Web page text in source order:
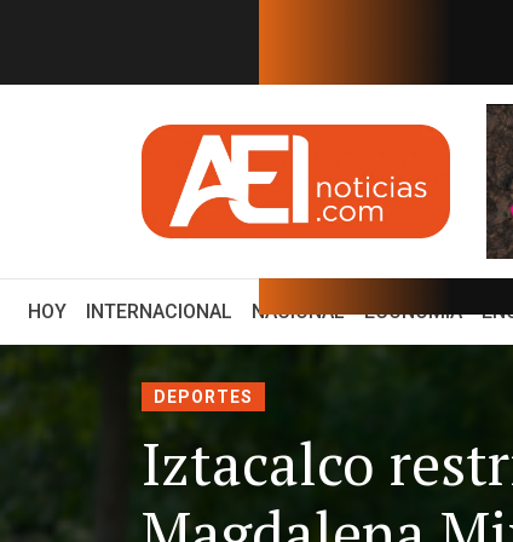
EN TIEMPO REAL
después. Comienzan "Di... El
HOY(CURRENT)
INTERNACIONAL NACIONAL ECONOMÍA
DEPORTES
Iztacalco